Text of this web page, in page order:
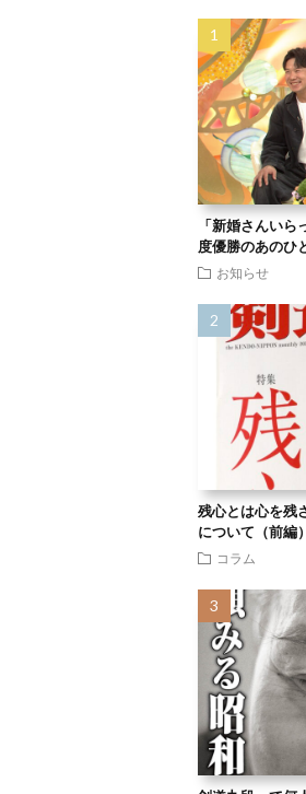
「新婚さんい
度優勝のあのひ
お知らせ
残心とは心を残
について（前編）
コラム